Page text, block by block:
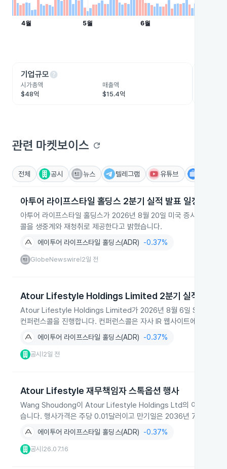
기업규모help
시가총액
$48억
매출액
$15.4억
관련 마켓보이스 refresh
전체 공시 뉴스 텔레그램 유튜브
아투어 라이프스타일 홀딩스 2분기 실적 발표 일정
아투어 라이프스타일 홀딩스가 2026년 8월 20일 미국 증시 개장 전
콜을 생중계와 재청취로 제공한다고 밝혔습니다.
에이투어 라이프스타일 홀딩스(ADR) -0.37%
GlobeNewswire 2일 전
Atour Lifestyle Holdings Limited 2분기 실적 발표
Atour Lifestyle Holdings Limited가 2026년 8월 6일 SEC에 6‑K
컨퍼런스콜을 진행합니다. 컨퍼런스콜은 자사 IR 웹사이트에서 생중
에이투어 라이프스타일 홀딩스(ADR) -0.37%
공시 2일 전
Atour Lifestyle 재무책임자 스톡옵션 행사
Wang Shoudong이 Atour Lifestyle Holdings Ltd의 이사 겸 공동
습니다. 행사가격은 주당 0.01달러이고 만기일은 2036년 7월 14일
에이투어 라이프스타일 홀딩스(ADR) -0.37%
공시 26.07.16